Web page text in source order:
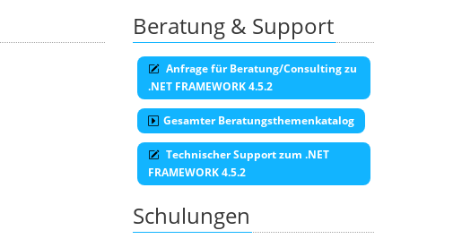
Beratung & Support
Anfrage für Beratung/Consulting zu
.NET FRAMEWORK 4.5.2
Gesamter Beratungsthemenkatalog
Technischer Support zum .NET
FRAMEWORK 4.5.2
Schulungen